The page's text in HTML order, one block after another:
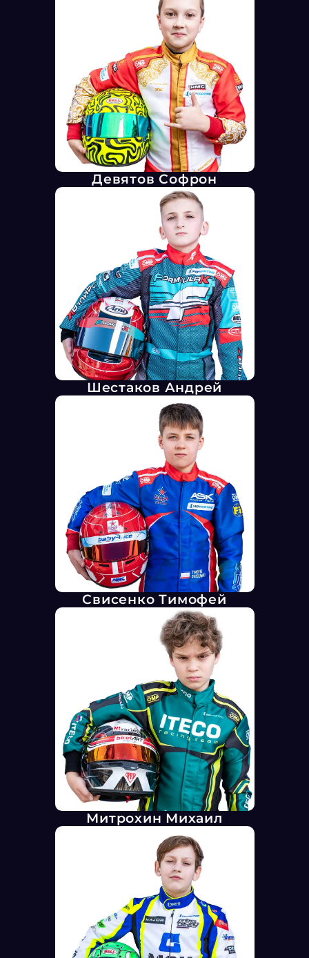
Девятов Софрон
Шестаков Андрей
Свисенко Тимофей
Митрохин Михаил